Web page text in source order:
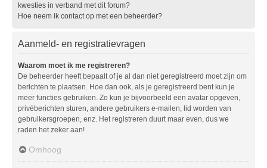
kwesties in verband met dit forum?
Hoe neem ik contact op met een beheerder?
Aanmeld- en registratievragen
Waarom moet ik me registreren?
De beheerder heeft bepaalt of je al dan niet geregistreerd moet zijn om
berichten te plaatsen. Hoe dan ook, als je geregistreerd bent kun je
meer functies gebruiken. Zo kun je bijvoorbeeld een avatar opgeven,
privéberichten sturen, andere gebruikers e-mailen, lid worden van
gebruikersgroepen, enz. Het registreren duurt maar even, dus we
raden het zeker aan!
Omhoog